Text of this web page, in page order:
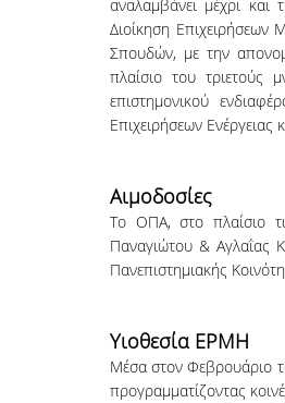
αναλαμβάνει μέχρι
Διοίκηση
Σπουδών, με την
πλαίσιο του τριετούς
επιστημονικού
Επιχειρήσεων Ενέργειας
Αιμοδοσίες
Το ΟΠΑ, στο πλαίσιο
Παναγιώτου & Αγλαΐας
Πανεπιστημιακής
Υιοθεσία ΕΡΜΗ
Μέσα στον Φεβρουάριο
προγραμματίζοντας